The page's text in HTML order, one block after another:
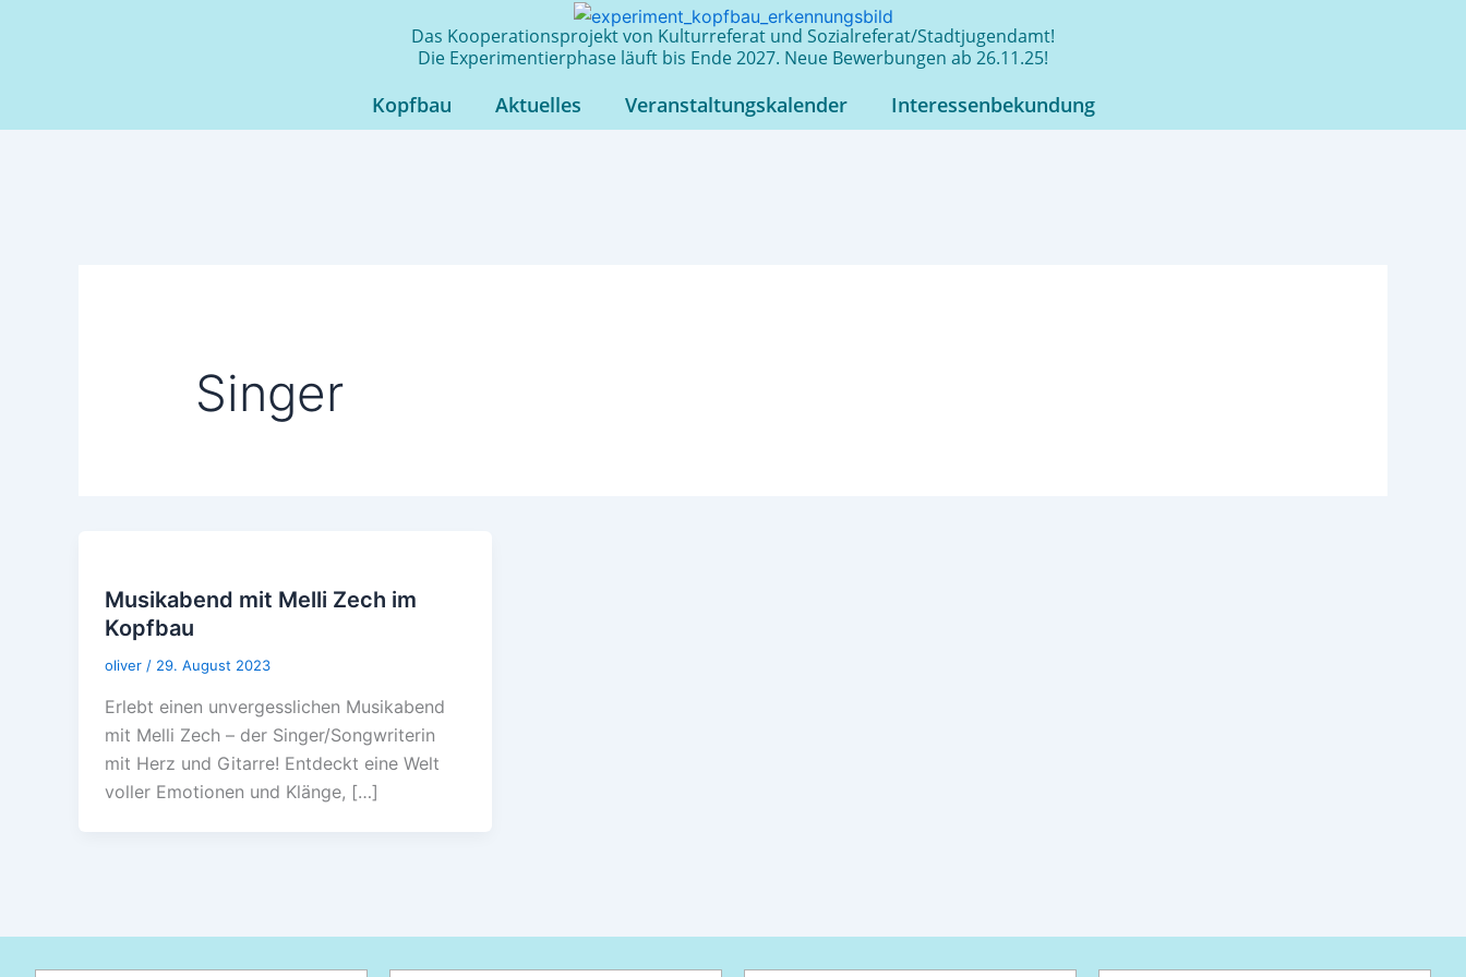
Das Kooperationsprojekt von Kulturreferat und Sozialreferat/Stadtjugendamt!
Die Experimentierphase läuft bis Ende 2027. Neue Bewerbungen ab 26.11.25!
Kopfbau Aktuelles Veranstaltungskalender Interessenbekundung
Singer
Musikabend mit Melli Zech im
Kopfbau
oliver / 29. August 2023
Erlebt einen unvergesslichen Musikabend
mit Melli Zech – der Singer/Songwriterin
mit Herz und Gitarre! Entdeckt eine Welt
voller Emotionen und Klänge, […]